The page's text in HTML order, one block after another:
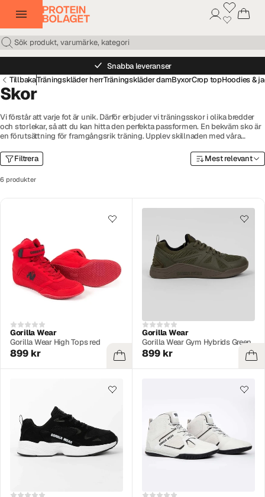
Snabba leveranser
TillbakaTräningskläder herrTräningskläder damByxorCrop topHoodies &
Skor
Vi förstår att varje fot är unik. Därför erbjuder vi träningsskor i olika bredder
och storlekar, så att du kan hitta den perfekta passformen. En bekväm sko är
en förutsättning för framgångsrik träning. Upplev skillnaden med våra
om det är kraftfulla löprundor, intensivt gymträning eller mångsidig träning,
är våra skor din pålitliga partner på vägen mot en aktiv och hälsosam livsstil.
Filtrera
6 produkter
Mest relevant
Gorilla Wear
Gorilla Wear High Tops red
899 kr
Gorilla Wear
Gorilla Wear Gym Hybrids Green
899 kr